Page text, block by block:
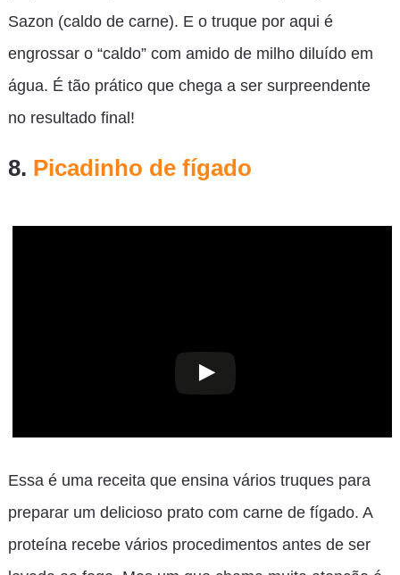
Sazon (caldo de carne). E o truque por aqui é
engrossar o “caldo” com amido de milho diluído em
água. É tão prático que chega a ser surpreendente
no resultado final!
8. Picadinho de fígado
Essa é uma receita que ensina vários truques para
preparar um delicioso prato com carne de fígado. A
proteína recebe vários procedimentos antes de ser